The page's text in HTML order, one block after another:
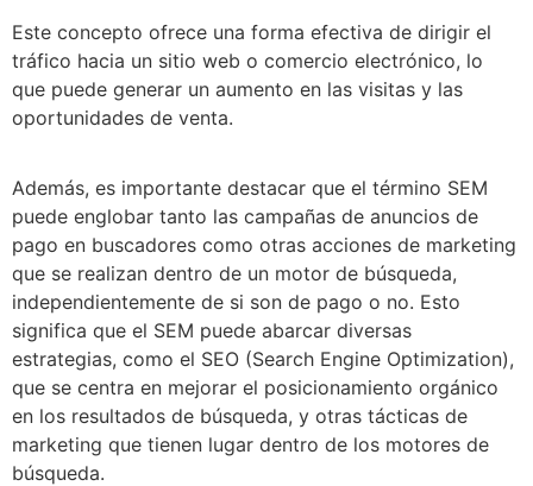
Este concepto ofrece una forma efectiva de dirigir el
tráfico hacia un sitio web o comercio electrónico, lo
que puede generar un aumento en las visitas y las
oportunidades de venta.
Además, es importante destacar que el término SEM
puede englobar tanto las campañas de anuncios de
pago en buscadores como otras acciones de marketing
que se realizan dentro de un motor de búsqueda,
independientemente de si son de pago o no. Esto
significa que el SEM puede abarcar diversas
estrategias, como el SEO (Search Engine Optimization),
que se centra en mejorar el posicionamiento orgánico
en los resultados de búsqueda, y otras tácticas de
marketing que tienen lugar dentro de los motores de
búsqueda.